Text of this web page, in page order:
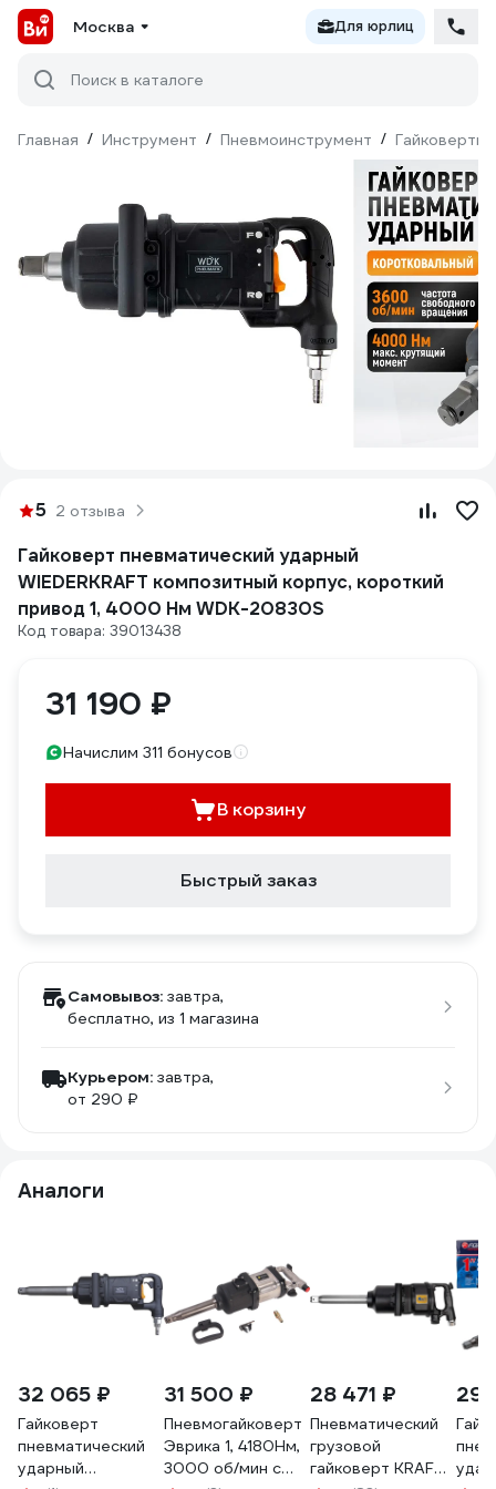
Москва Для юрлиц
Поиск в каталоге
Главная / Инструмент / Пневмоинструмент / Гайковерты
5 2 отзыва
Гайковерт пневматический ударный
WIEDERKRAFT композитный корпус, короткий
привод 1, 4000 Нм WDK-20830S
Код товара: 39013438
31 190 ₽
Начислим 311 бонусов
В корзину
Быстрый заказ
Самовывоз: завтра,
бесплатно, из 1 магазина
Курьером: завтра,
от 290 ₽
Аналоги
32 065 ₽
Гайковерт
пневматический
ударный
31 500 ₽
Пневмогайковерт
Эврика 1, 4180Нм,
3000 об/мин с
28 471 ₽
Пневматический
грузовой
гайковерт KRAFT
29